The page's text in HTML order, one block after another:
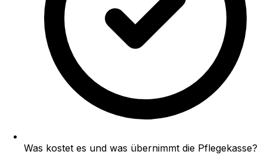
Was kostet es und was übernimmt die Pflegekasse?